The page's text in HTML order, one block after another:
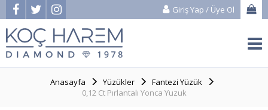
Giriş Yap / Üye Ol
Anasayfa Yüzükler
Fantezi Yüzük
0,12 Ct Pırlantalı Yonca Yuzuk